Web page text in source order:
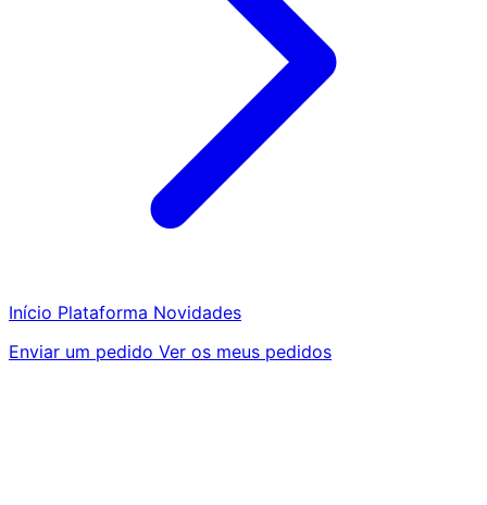
Início Plataforma Novidades
Enviar um pedido Ver os meus pedidos